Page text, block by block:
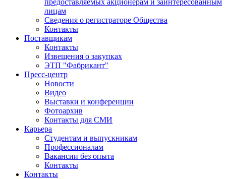
предоставляемых акционерам и заинтересованным
лицам
Сведения о регистраторе Общества
Контакты
Поставщикам
Контакты
Извещения о закупках
ЭТП "Фабрикант"
Пресс-центр
Новости
Видео
Выставки и конференции
Фотоархив
Контакты для СМИ
Карьера
Студентам и выпускникам
Профессионалам
Вакансии без опыта
Контакты
Контакты